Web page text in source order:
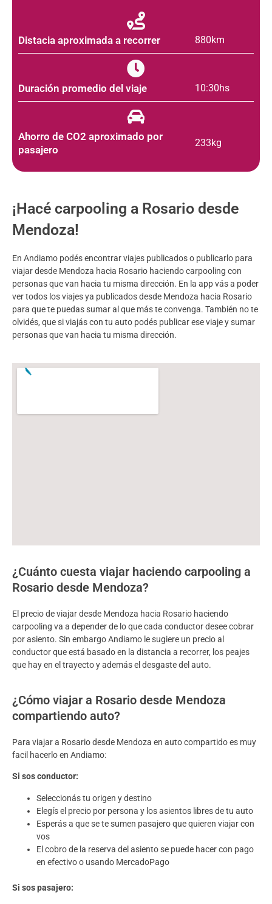
Distacia aproximada a recorrer 880km
Duración promedio del viaje 10:30hs
Ahorro de CO2 aproximado por
pasajero
233kg
¡Hacé carpooling a Rosario desde
Mendoza!
En Andiamo podés encontrar viajes publicados o publicarlo para
viajar desde Mendoza hacia Rosario haciendo carpooling con
personas que van hacia tu misma dirección. En la app vás a poder
ver todos los viajes ya publicados desde Mendoza hacia Rosario
para que te puedas sumar al que más te convenga. También no te
olvidés, que si viajás con tu auto podés publicar ese viaje y sumar
personas que van hacia tu misma dirección.
¿Cuánto cuesta viajar haciendo carpooling a
Rosario desde Mendoza?
El precio de viajar desde Mendoza hacia Rosario haciendo
carpooling va a depender de lo que cada conductor desee cobrar
por asiento. Sin embargo Andiamo le sugiere un precio al
conductor que está basado en la distancia a recorrer, los peajes
que hay en el trayecto y además el desgaste del auto.
¿Cómo viajar a Rosario desde Mendoza
compartiendo auto?
Para viajar a Rosario desde Mendoza en auto compartido es muy
facil hacerlo en Andiamo:
Si sos conductor:
Seleccionás tu origen y destino
Elegís el precio por persona y los asientos libres de tu auto
Esperás a que se te sumen pasajero que quieren viajar con
vos
El cobro de la reserva del asiento se puede hacer con pago
en efectivo o usando MercadoPago
Si sos pasajero: